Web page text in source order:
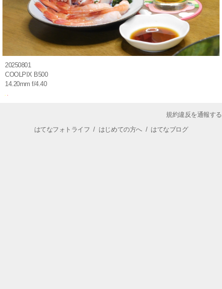
20250801
COOLPIX B500
14.20mm f/4.40
規約違反を通報する
はてなフォトライフ / はじめての方へ/ はてなブログ